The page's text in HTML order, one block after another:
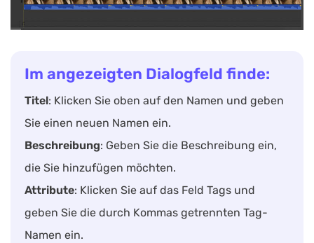
Im angezeigten Dialogfeld finde:
Titel: Klicken Sie oben auf den Namen und geben
Sie einen neuen Namen ein.
Beschreibung: Geben Sie die Beschreibung ein,
die Sie hinzufügen möchten.
Attribute: Klicken Sie auf das Feld Tags und
geben Sie die durch Kommas getrennten Tag-
Namen ein.